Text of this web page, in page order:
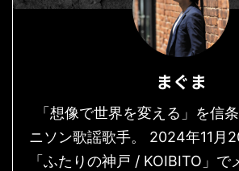
まぐま
「想像で世界を変える」を信
ニソン歌謡歌手。 2024年11月
「ふたりの神戸 / KOIBITO」で